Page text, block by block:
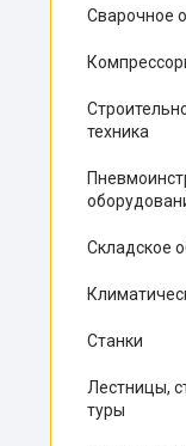
Сварочное
техника
Складское
Станки
Лестницы,
туры